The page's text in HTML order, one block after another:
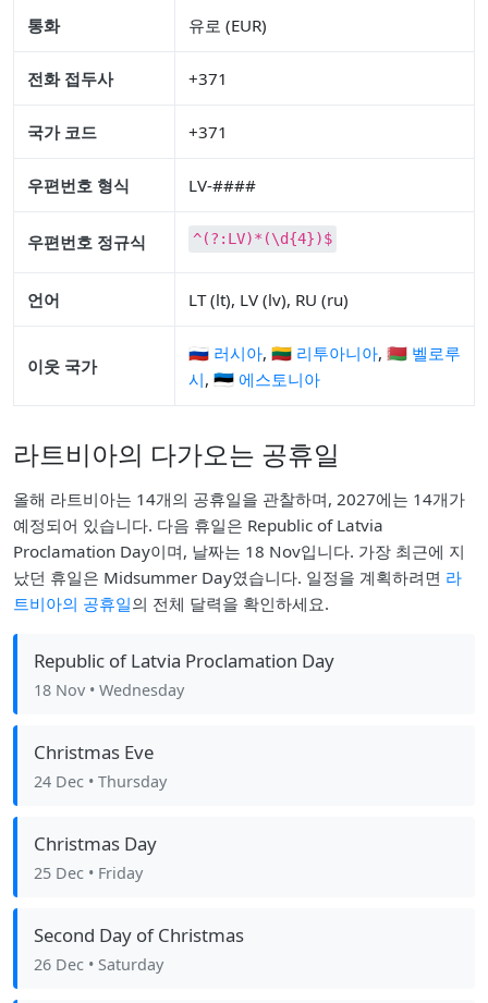
통화 유로 (EUR)
전화 접두사 +371
국가 코드 +371
우편번호 형식 LV-####
우편번호 정규식 ^(?:LV)*(\d{4})$
언어 LT (lt), LV (lv), RU (ru)
이웃 국가
🇷🇺 러시아, 🇱🇹 리투아니아, 🇧🇾 벨로루
시, 🇪🇪 에스토니아
라트비아의 다가오는 공휴일
올해 라트비아는 14개의 공휴일을 관찰하며, 2027에는 14개가
예정되어 있습니다. 다음 휴일은 Republic of Latvia
Proclamation Day이며, 날짜는 18 Nov입니다. 가장 최근에 지
났던 휴일은 Midsummer Day였습니다. 일정을 계획하려면 라
트비아의 공휴일의 전체 달력을 확인하세요.
Republic of Latvia Proclamation Day
18 Nov • Wednesday
Christmas Eve
24 Dec • Thursday
Christmas Day
25 Dec • Friday
Second Day of Christmas
26 Dec • Saturday